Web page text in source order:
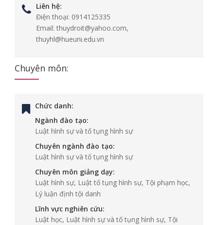
Liên hệ:
Điện thoại: 0914125335
Email: thuydroit@yahoo.com,
thuyhl@hueuni.edu.vn
Chuyên môn:
Chức danh:
Ngành đào tạo:
Luật hình sự và tố tụng hình sự
Chuyên ngành đào tạo:
Luật hình sự và tố tụng hình sự
Chuyên môn giảng dạy:
Luật hình sự, Luật tố tụng hình sự, Tội phạm học,
Lý luận định tội danh
Lĩnh vực nghiên cứu:
Luật học, Luật hình sự và tố tụng hình sự, Tội